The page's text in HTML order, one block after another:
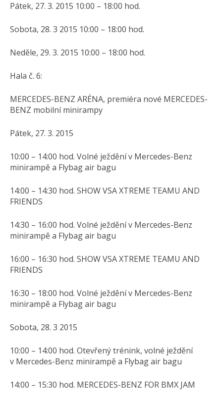
Pátek, 27. 3. 2015 10:00 – 18:00 hod.
Sobota, 28. 3 2015 10:00 – 18:00 hod.
Neděle, 29. 3. 2015 10:00 – 18:00 hod.
Hala č. 6:
MERCEDES-BENZ ARÉNA, premiéra nové MERCEDES-
BENZ mobilní minirampy
Pátek, 27. 3. 2015
10:00 – 14:00 hod. Volné ježdění v Mercedes-Benz
minirampě a Flybag air bagu
14:00 – 14:30 hod. SHOW VSA XTREME TEAMU AND
FRIENDS
14:30 – 16:00 hod. Volné ježdění v Mercedes-Benz
minirampě a Flybag air bagu
16:00 – 16:30 hod. SHOW VSA XTREME TEAMU AND
FRIENDS
16:30 – 18:00 hod. Volné ježdění v Mercedes-Benz
minirampě a Flybag air bagu
Sobota, 28. 3 2015
10:00 – 14:00 hod. Otevřený trénink, volné ježdění
v Mercedes-Benz minirampě a Flybag air bagu
14:00 – 15:30 hod. MERCEDES-BENZ FOR BMX JAM